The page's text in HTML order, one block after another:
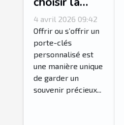
photo idéale
pour votre
porte-clés
personnalisé?
4 avril 2026 09:42
Offrir ou s’offrir un
porte-clés
personnalisé est
une manière unique
de garder un
souvenir précieux...